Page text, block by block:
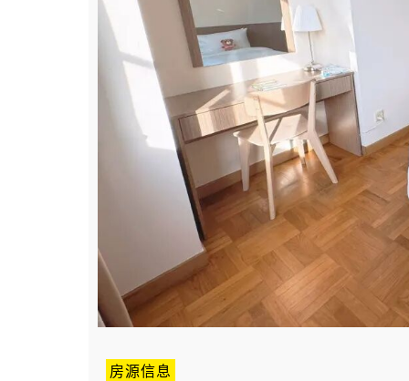
房源信息